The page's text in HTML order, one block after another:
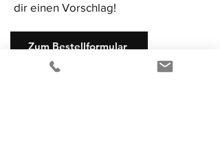
dir einen Vorschlag!
Zum Bestellformular